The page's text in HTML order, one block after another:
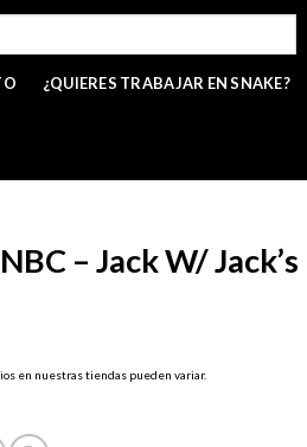
¿QUIERES TRABAJAR EN SNAKE?
– Jack W/
en nuestras tiendas pueden variar.